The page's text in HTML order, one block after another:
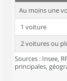
Au moins une
1 voiture
2 voitures ou
Sources : Insee,
principales,